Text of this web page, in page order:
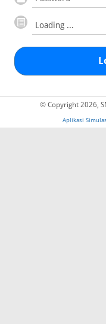
© Copyright 2026,
Aplikasi